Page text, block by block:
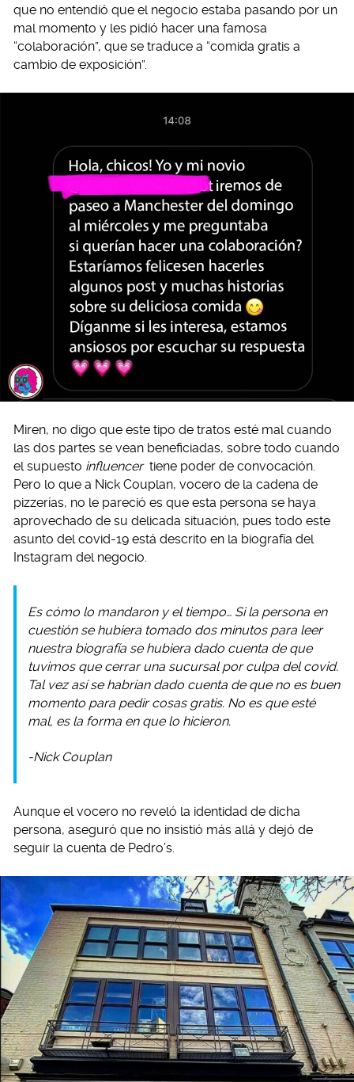
que no entendió que el negocio estaba pasando por un
mal momento y les pidió hacer una famosa
“colaboración”, que se traduce a “comida gratis a
cambio de exposición”.
Miren, no digo que este tipo de tratos esté mal cuando
las dos partes se vean beneficiadas, sobre todo cuando
el supuesto influencer tiene poder de convocación.
Pero lo que a Nick Couplan, vocero de la cadena de
pizzerías, no le pareció es que esta persona se haya
aprovechado de su delicada situación, pues todo este
asunto del covid-19 está descrito en la biografía del
Instagram del negocio.
Es cómo lo mandaron y el tiempo… Si la persona en
cuestión se hubiera tomado dos minutos para leer
nuestra biografía se hubiera dado cuenta de que
tuvimos que cerrar una sucursal por culpa del covid.
Tal vez así se habrían dado cuenta de que no es buen
momento para pedir cosas gratis. No es que esté
mal, es la forma en que lo hicieron.
-Nick Couplan
Aunque el vocero no reveló la identidad de dicha
persona, aseguró que no insistió más allá y dejó de
seguir la cuenta de Pedro’s.